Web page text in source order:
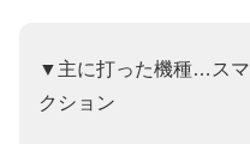
▼主に打った機種…スマ
クション